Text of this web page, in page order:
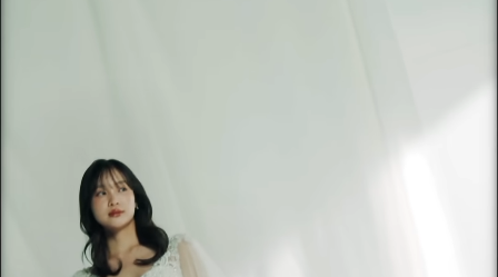
プラン
施設紹介